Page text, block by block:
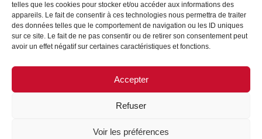
telles que les cookies pour stocker et/ou accéder aux informations des
appareils. Le fait de consentir à ces technologies nous permettra de traiter
des données telles que le comportement de navigation ou les ID uniques
sur ce site. Le fait de ne pas consentir ou de retirer son consentement peut
avoir un effet négatif sur certaines caractéristiques et fonctions.
Accepter
Refuser
Voir les préférences
Produit
Lire la suite
Produit
Lire la suite